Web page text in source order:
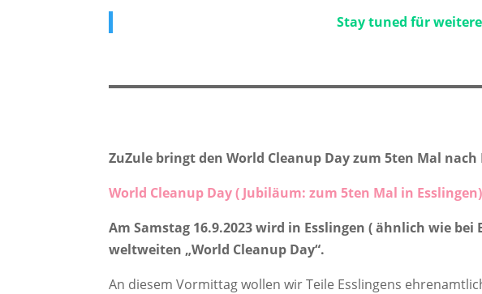
Stay tuned für
ZuZule bringt den World Cleanup Day zum 5ten Mal nach
World Cleanup Day ( Jubiläum: zum 5ten Mal in Esslingen)
Am Samstag 16.9.2023 wird in Esslingen ( ähnlich wie
weltweiten „World Cleanup Day“.
An diesem Vormittag wollen wir Teile Esslingens